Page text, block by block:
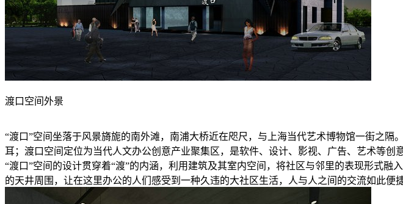
渡口空间外景
“渡口”空间坐落于风景旖旎的南外滩，南浦大桥近在咫尺，与上海当代艺术博物馆一街之
耳；渡口空间定位为当代人文办公创意产业聚集区，是软件、设计、影视、广告、艺术等创
“渡口”空间的设计贯穿着“渡”的内涵，利用建筑及其室内空间，将社区与邻里的表现形式
的天井周围，让在这里办公的人们感受到一种久违的大社区生活，人与人之间的交流如此便